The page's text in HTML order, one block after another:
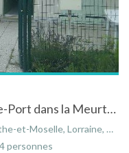
Appartement à Saint-Nicolas-de-Port dans la Meurthe-et-Moselle en Lorraine
Lorraine, Grand Est, France
4 personnes